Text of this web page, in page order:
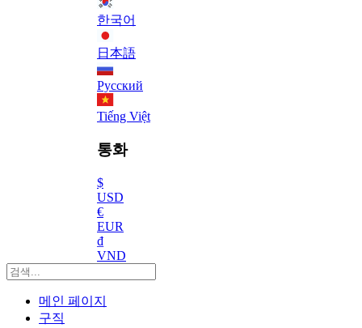
한국어
日本語
Русский
Tiếng Việt
통화
$
USD
€
EUR
₫
VND
메인 페이지
구직